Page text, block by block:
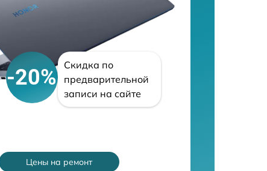
-20%
Скидка по
предварительной
записи на сайте
Цены на ремонт